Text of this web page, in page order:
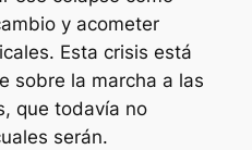
y acometer
Esta crisis está
sobre la marcha a las
que todavía no
serán.